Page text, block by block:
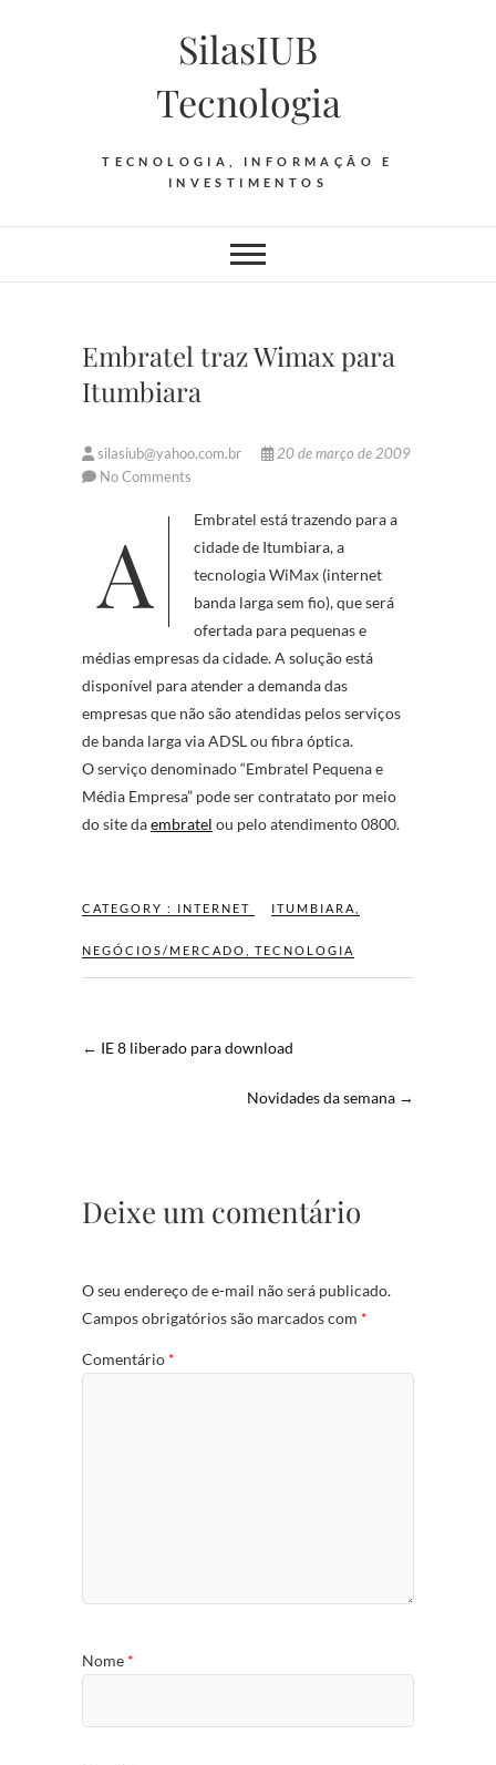
SilasIUB
Tecnologia
TECNOLOGIA, INFORMAÇÃO E
INVESTIMENTOS
Embratel traz Wimax para
Itumbiara
silasiub@yahoo.com.br
20 de março de 2009
No Comments
A Embratel está trazendo para a
cidade de Itumbiara, a
tecnologia WiMax (internet
banda larga sem fio), que será
ofertada para pequenas e
médias empresas da cidade. A solução está
disponível para atender a demanda das
empresas que não são atendidas pelos serviços
de banda larga via ADSL ou fibra óptica.
O serviço denominado “Embratel Pequena e
Média Empresa” pode ser contratato por meio
do site daembratel ou pelo atendimento 0800.
CATEGORY : INTERNET ITUMBIARA
NEGÓCIOS/MERCADO TECNOLOGIA
← IE 8 liberado para download
Novidades da semana →
Deixe um comentário
O seu endereço de e-mail não será publicado.
Campos obrigatórios são marcados com *
Comentário *
Nome *